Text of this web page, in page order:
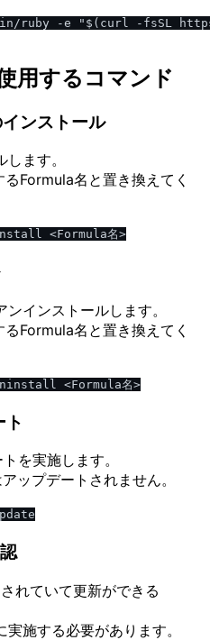
ruby -e "$(curl -fsSL
用するコマンド
ンストール
ます。
Formula名と置き換えてく
ンインストールします。
Formula名と置き換えてく
を実施します。
ップデートされません。
れていて更新ができる
実施する必要があります。